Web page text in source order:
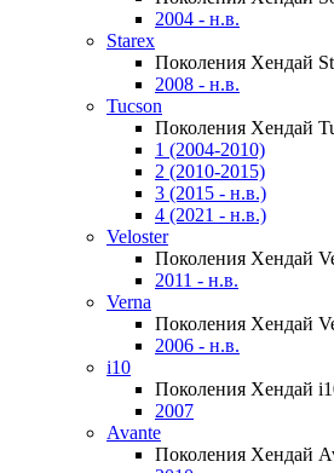
2004 - н.в.
Starex
Поколения Хендай
2008 - н.в.
Tucson
Поколения Хендай
1 (2004-2010)
2 (2010-2015)
3 (2015 - н.в.)
4 (2021 - н.в.)
Veloster
Поколения Хендай
2011 - н.в.
Verna
Поколения Хендай
2006 - н.в.
i10
Поколения Хендай
2007
Avante
Поколения Хендай